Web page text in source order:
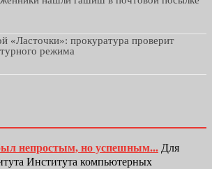
«Ласточки»: прокуратура проверит
режима
непростым, но успешным... Для
Института компьютерных